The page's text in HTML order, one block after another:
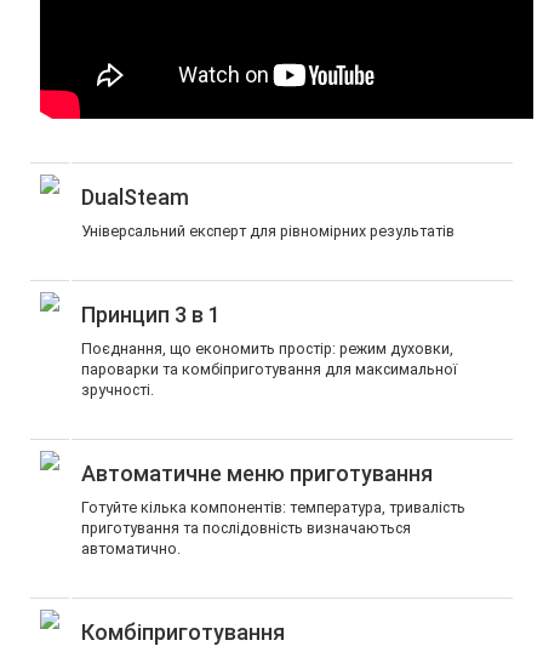
DualSteam
Універсальний експерт для рівномірних результатів
Принцип 3 в 1
Поєднання, що економить простір: режим духовки,
пароварки та комбіприготування для максимальної
зручності.
Автоматичне меню приготування
Готуйте кілька компонентів: температура, тривалість
приготування та послідовність визначаються
автоматично.
Комбіприготування